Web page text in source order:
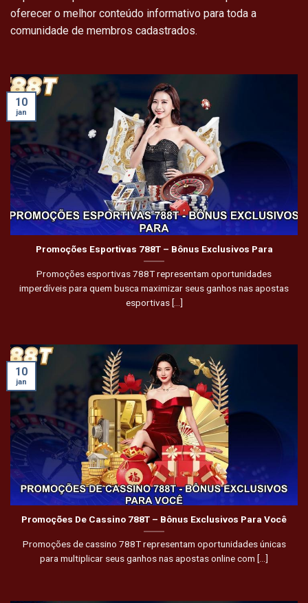
oferecer o melhor conteúdo informativo para toda a
comunidade de membros cadastrados.
Promoções Esportivas 788T – Bônus Exclusivos Para
Promoções esportivas 788T representam oportunidades
imperdíveis para quem busca maximizar seus ganhos nas apostas
esportivas [...]
10
jan
Promoções De Cassino 788T – Bônus Exclusivos Para Você
Promoções de cassino 788T representam oportunidades únicas
para multiplicar seus ganhos nas apostas online com [...]
10
jan